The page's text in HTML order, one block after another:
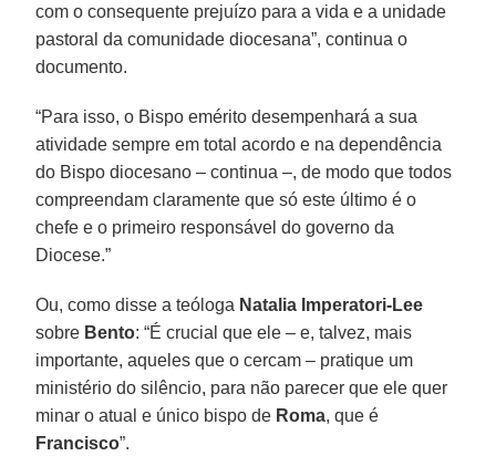
com o consequente prejuízo para a vida e a unidade
pastoral da comunidade diocesana”, continua o
documento.
“Para isso, o Bispo emérito desempenhará a sua
atividade sempre em total acordo e na dependência
do Bispo diocesano – continua –, de modo que todos
compreendam claramente que só este último é o
chefe e o primeiro responsável do governo da
Diocese.”
Ou, como disse a teóloga Natalia Imperatori-Lee
sobre Bento: “É crucial que ele – e, talvez, mais
importante, aqueles que o cercam – pratique um
ministério do silêncio, para não parecer que ele quer
minar o atual e único bispo de Roma, que é
Francisco”.